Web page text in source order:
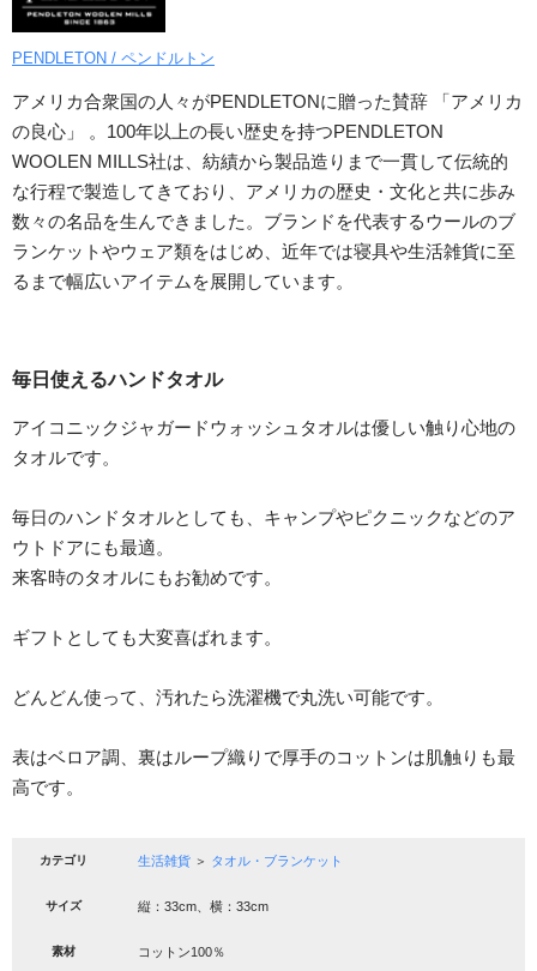
PENDLETON / ペンドルトン
アメリカ合衆国の人々がPENDLETONに贈った賛辞 「アメリカ
の良心」 。100年以上の長い歴史を持つPENDLETON
WOOLEN MILLS社は、紡績から製品造りまで一貫して伝統的
な行程で製造してきており、アメリカの歴史・文化と共に歩み
数々の名品を生んできました。ブランドを代表するウールのブ
ランケットやウェア類をはじめ、近年では寝具や生活雑貨に至
るまで幅広いアイテムを展開しています。
毎日使えるハンドタオル
アイコニックジャガードウォッシュタオルは優しい触り心地の
タオルです。
毎日のハンドタオルとしても、キャンプやピクニックなどのア
ウトドアにも最適。
来客時のタオルにもお勧めです。
ギフトとしても大変喜ばれます。
どんどん使って、汚れたら洗濯機で丸洗い可能です。
表はベロア調、裏はループ織りで厚手のコットンは肌触りも最
高です。
カテゴリ 生活雑貨 ＞ タオル・ブランケット
サイズ 縦：33cm、横：33cm
素材 コットン100％